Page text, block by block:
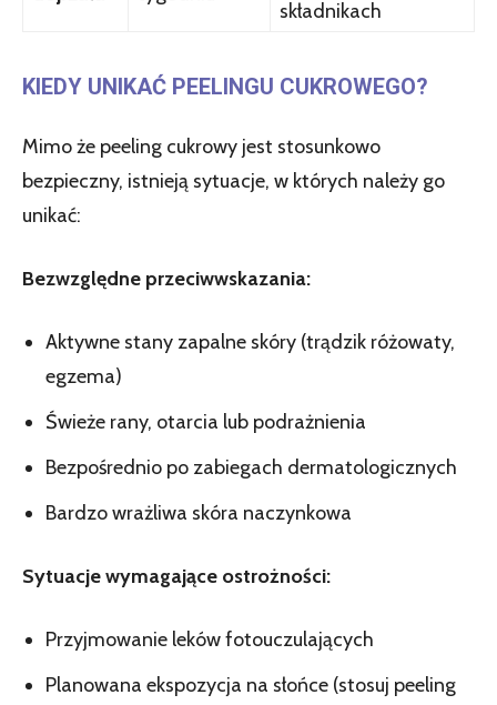
składnikach
KIEDY UNIKAĆ PEELINGU CUKROWEGO?
Mimo że peeling cukrowy jest stosunkowo
bezpieczny, istnieją sytuacje, w których należy go
unikać:
Bezwzględne przeciwwskazania:
Aktywne stany zapalne skóry (trądzik różowaty,
egzema)
Świeże rany, otarcia lub podrażnienia
Bezpośrednio po zabiegach dermatologicznych
Bardzo wrażliwa skóra naczynkowa
Sytuacje wymagające ostrożności:
Przyjmowanie leków fotouczulających
Planowana ekspozycja na słońce (stosuj peeling